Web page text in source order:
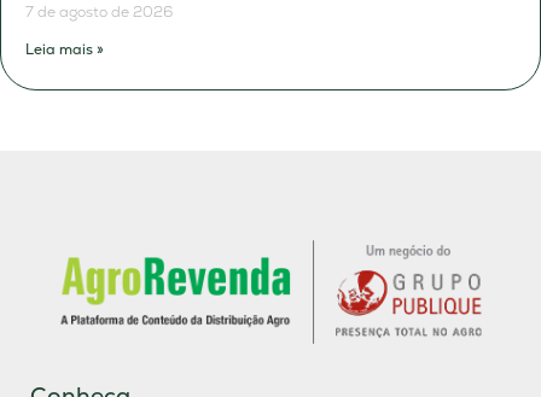
7 de agosto de 2026
Leia mais »